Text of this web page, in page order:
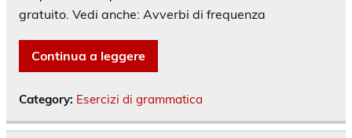
gratuito. Vedi anche: Avverbi di frequenza
Continua a leggere
Category: Esercizi di grammatica